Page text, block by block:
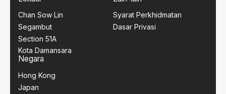
Chan Sow Lin
Segambut
Section 51A
Kota Damansara
Syarat Perkhidmatan
Dasar Privasi
Negara
Hong Kong
Japan